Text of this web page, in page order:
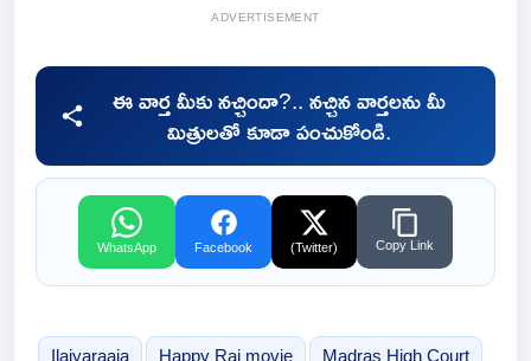
ADVERTISEMENT
ఈ వార్త మీకు నచ్చిందా?.. నచ్చిన వార్తలను మీ
మిత్రులతో కూడా పంచుకోండి.
WhatsApp Facebook (Twitter) Copy Link
Ilaiyaraaja Happy Raj movie Madras High Court